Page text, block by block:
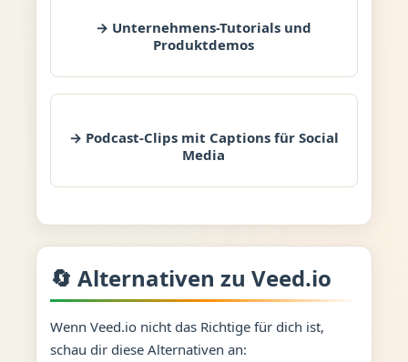
→ Unternehmens-Tutorials und
Produktdemos
→ Podcast-Clips mit Captions für Social
Media
🔄 Alternativen zu Veed.io
Wenn Veed.io nicht das Richtige für dich ist,
schau dir diese Alternativen an: